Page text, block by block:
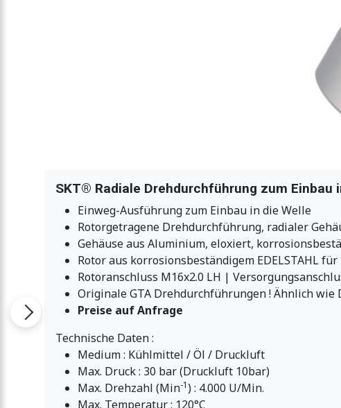
SKT® Radiale Drehdurchführung zum Einbau
Einweg-Ausführung zum Einbau in die Welle
Rotorgetragene Drehdurchführung, radialer
Gehäuse aus Aluminium, eloxiert,
Rotor aus korrosionsbeständigem EDELSTAHL
Rotoranschluss M16x2.0 LH |
Originale GTA Drehdurchführungen ! Ähnlich wie
Preise auf Anfrage
Technische Daten :
Medium : Kühlmittel / Öl / Druckluft
Max. Druck : 30 bar (Druckluft 10bar)
Max. Drehzahl (Min-1) : 4.000 U/Min.
Max. Temperatur : 120°C